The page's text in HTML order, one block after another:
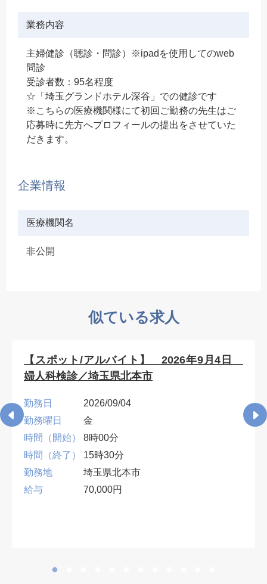
業務内容
主婦健診（聴診・問診）※ipadを使用してのweb
問診
受診者数：95名程度
☆「埼玉グランドホテル深谷」での健診です
※こちらの医療機関様にて初回ご勤務の先生はご
応募時に先方へプロフィールの提出をさせていた
だきます。
企業情報
医療機関名
非公開
似ている求人
【スポット/アルバイト】 2026年9月4日
婦人科検診／埼玉県北本市
勤務日
2026/09/04
勤務曜日
金
時間（開始）
8時00分
時間（終了）
15時30分
勤務地
埼玉県北本市
給与
70,000円